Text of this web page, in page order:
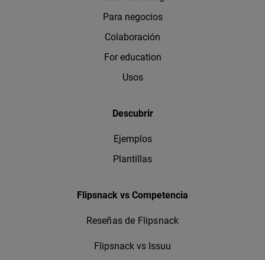
Para negocios
Colaboración
For education
Usos
Descubrir
Ejemplos
Plantillas
Flipsnack vs Competencia
Reseñas de Flipsnack
Flipsnack vs Issuu